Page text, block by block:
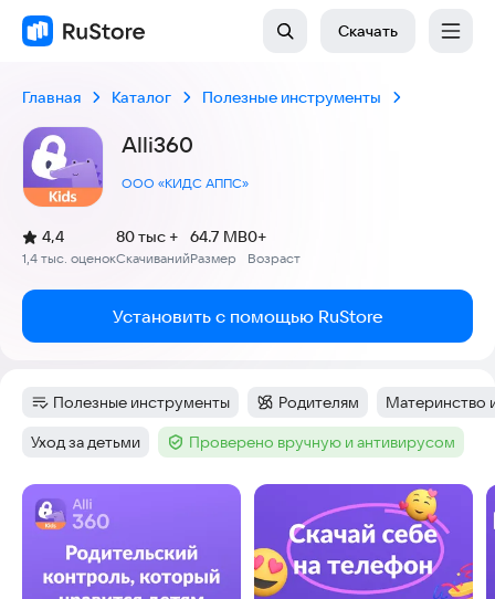
Скачать
Главная Каталог Полезные инструменты
Alli360
ООО «КИДС АППС»
Рейтинг:
4,4
(
1,4 тыс. оценок
)
Скачиваний
80 тыс +
Размер
64.7 MB
Возраст
0+
Установить с помощью RuStore
Категория:
Полезные инструменты Категория:
Родителям Тег:
Материнство
Тег:
Уход за детьми Тег :Проверено вручную и антивирусом
Скриншоты